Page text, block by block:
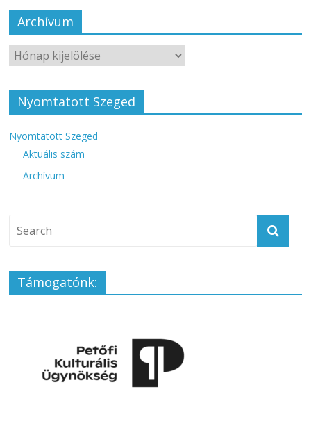
Archívum
Nyomtatott Szeged
Nyomtatott Szeged
Aktuális szám
Archívum
Támogatónk: